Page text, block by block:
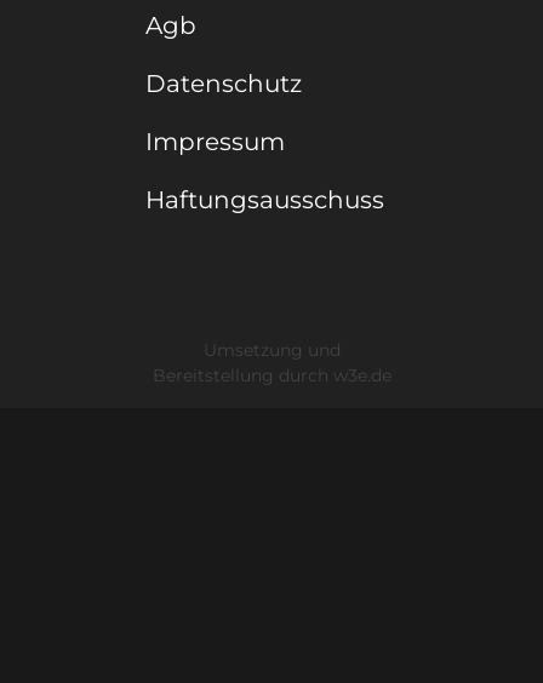
Agb
Datenschutz
Impressum
Haftungsausschuss
Umsetzung und
Bereitstellung durch w3e.de